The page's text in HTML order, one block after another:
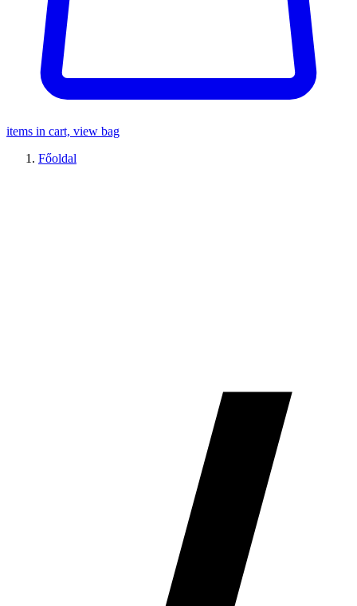
items in cart, view bag
Főoldal